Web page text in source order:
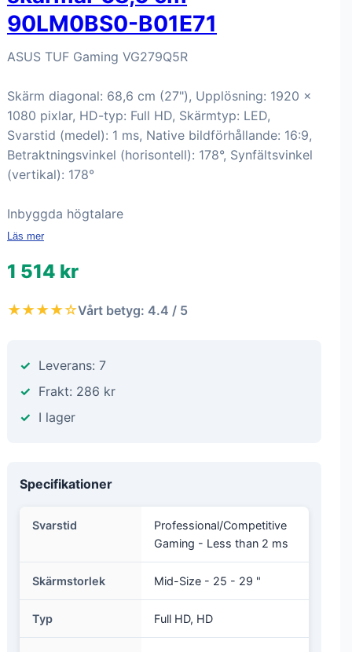
90LM0BS0-B01E71
ASUS TUF Gaming VG279Q5R
Skärm diagonal: 68,6 cm (27"), Upplösning: 1920 x
1080 pixlar, HD-typ: Full HD, Skärmtyp: LED,
Svarstid (medel): 1 ms, Native bildförhållande: 16:9,
Betraktningsvinkel (horisontell): 178°, Synfältsvinkel
(vertikal): 178°
Inbyggda högtalare
Läs mer
1 514 kr
★★★★☆Vårt betyg: 4.4 / 5
Leverans: 7
Frakt: 286 kr
I lager
Specifikationer
Svarstid
Professional/Competitive
Gaming - Less than 2 ms
Skärmstorlek Mid-Size - 25 - 29 "
Typ Full HD, HD